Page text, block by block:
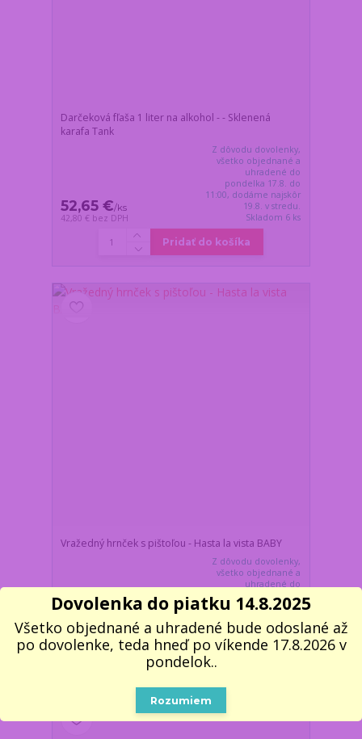
Darčeková fľaša 1 liter na alkohol - - Sklenená
karafa Tank
52,65 €/ks
42,80 € bez DPH
Z dôvodu dovolenky,
všetko objednané a
uhradené do
pondelka 17.8. do
11:00, dodáme najskôr
19.8. v stredu.
Skladom 6 ks
Pridať do košíka
Vražedný hrnček s pištoľou - Hasta la vista BABY
13,45 €
10,93 €bez DPH
Z dôvodu dovolenky,
všetko objednané a
uhradené do
pondelka 17.8. do
11:00, dodáme najskôr
Skladom 3 ks
Pridať do košíka
Dovolenka do piatku 14.8.2025
Všetko objednané a uhradené bude odoslané až
po dovolenke, teda hneď po víkende 17.8.2026 v
pondelok..
Rozumiem